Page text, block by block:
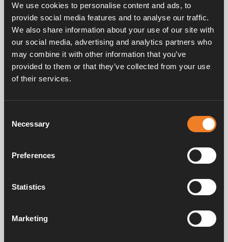
We use cookies to personalise content and ads, to
provide social media features and to analyse our traffic.
We also share information about your use of our site with
our social media, advertising and analytics partners who
may combine it with other information that you’ve
provided to them or that they’ve collected from your use
of their services.
Selection
Necessary
Preferences
Statistics
Marketing
Technische Daten:
Breite: 101 mm.
Höhe: 93 mm.
Tiefe mit Konsole: 30 mm.
Gewicht: 0,3 kg.
Maximaler Betriebsdruck: 5,0 bar.
Mindest-Betriebsdruck: 0,2 bar.
Temperatur, Warmwasser: 55 °C – 65 °C (max 85 °C).
Handbücher und Broschüren